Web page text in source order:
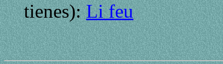
tienes):Li feu